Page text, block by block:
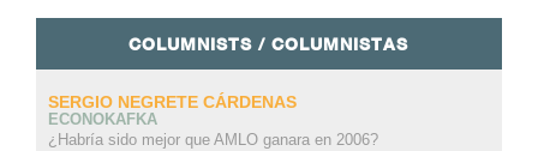
COLUMNISTS / COLUMNISTAS
SERGIO NEGRETE CÁRDENAS
ECONOKAFKA
¿Habría sido mejor que AMLO ganara en 2006?